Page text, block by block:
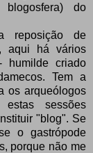
do
reposição de
aqui há vários
humilde criado
Tem a
os arqueólogos
sessões
"blog". Se
o gastrópode
porque não me